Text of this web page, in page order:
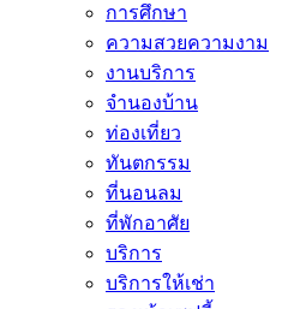
การศึกษา
ความสวยความงาม
งานบริการ
จำนองบ้าน
ท่องเที่ยว
ทันตกรรม
ที่นอนลม
ที่พักอาศัย
บริการ
บริการให้เช่า